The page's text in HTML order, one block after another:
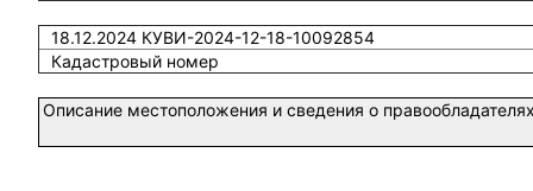
18.12.2024 КУВИ-2024-12-18-10092854
Кадастровый номер
Описание местоположения и сведения о